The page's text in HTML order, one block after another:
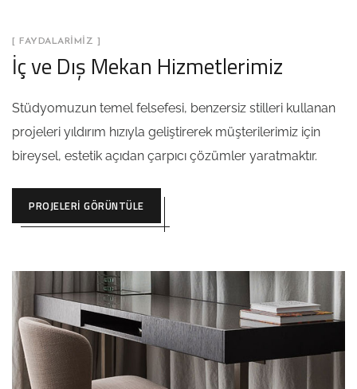
[ FAYDALARIMIZ ]
İç ve Dış Mekan Hizmetlerimiz
Stüdyomuzun temel felsefesi, benzersiz stilleri kullanan
projeleri yıldırım hızıyla geliştirerek müşterilerimiz için
bireysel, estetik açıdan çarpıcı çözümler yaratmaktır.
PROJELERI GÖRÜNTÜLE